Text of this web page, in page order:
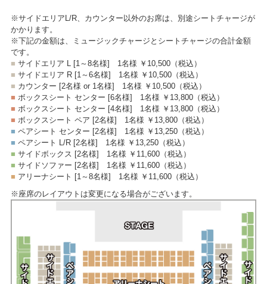
※サイドエリアL/R、カウンター以外のお席は、別途シートチャージが
かかります。
※下記の金額は、ミュージックチャージとシートチャージの合計金額
です。
■ サイドエリア L [1～8名様] 1名様 ￥10,500 （税込）
■ サイドエリア R [1～6名様] 1名様 ￥10,500 （税込）
■ カウンター [2名様 or 1名様] 1名様 ￥10,500 （税込）
■ ボックスシート センター [6名様] 1名様 ￥13,800 （税込）
■ ボックスシート センター [4名様] 1名様 ￥13,800 （税込）
■ ボックスシート ペア [2名様] 1名様 ￥13,800 （税込）
■ ペアシート センター [2名様] 1名様 ￥13,250 （税込）
■ ペアシート L/R [2名様] 1名様 ￥13,250 （税込）
■ サイドボックス [2名様] 1名様 ￥11,600 （税込）
■ サイドソファー [2名様] 1名様 ￥11,600 （税込）
■ アリーナシート [1～8名様] 1名様 ￥11,600 （税込）
※座席のレイアウトは変更になる場合がございます。